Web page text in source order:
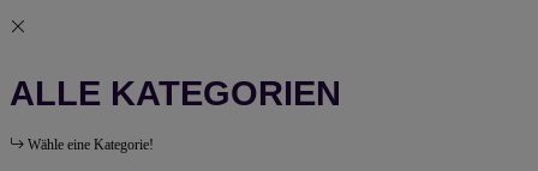
ALLE KATEGORIEN
Wähle eine Kategorie!